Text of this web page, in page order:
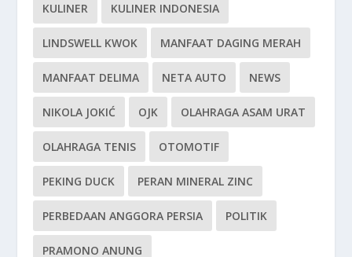
KULINER KULINER INDONESIA
LINDSWELL KWOK MANFAAT DAGING MERAH
MANFAAT DELIMA NETA AUTO NEWS
NIKOLA JOKIĆ OJK OLAHRAGA ASAM URAT
OLAHRAGA TENIS OTOMOTIF
PEKING DUCK PERAN MINERAL ZINC
PERBEDAAN ANGGORA PERSIA POLITIK
PRAMONO ANUNG